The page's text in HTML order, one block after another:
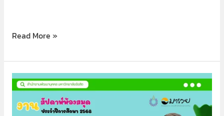
Read More »
สัปดาห์
ห้อง
สมุด2569